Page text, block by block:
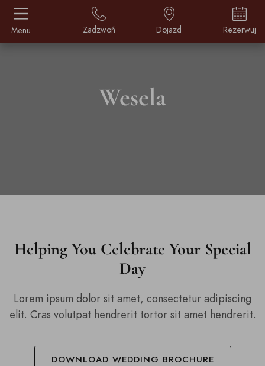
Menu Zadzwoń Dojazd Rezerwuj
Wesela
Helping You Celebrate Your Special
Day
Lorem ipsum dolor sit amet, consectetur adipiscing
elit. Cras volutpat hendrerit tortor sit amet hendrerit.
DOWNLOAD WEDDING BROCHURE